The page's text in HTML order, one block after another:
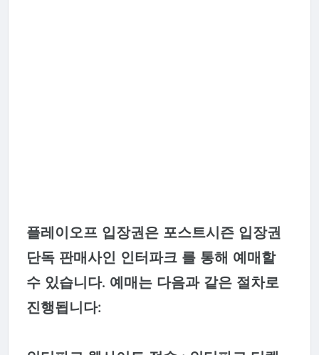
플레이오프 입장권은 포스트시즌 입장권
단독 판매사인 인터파크 를 통해 예매할
수 있습니다. 예매는 다음과 같은 절차로
진행됩니다: